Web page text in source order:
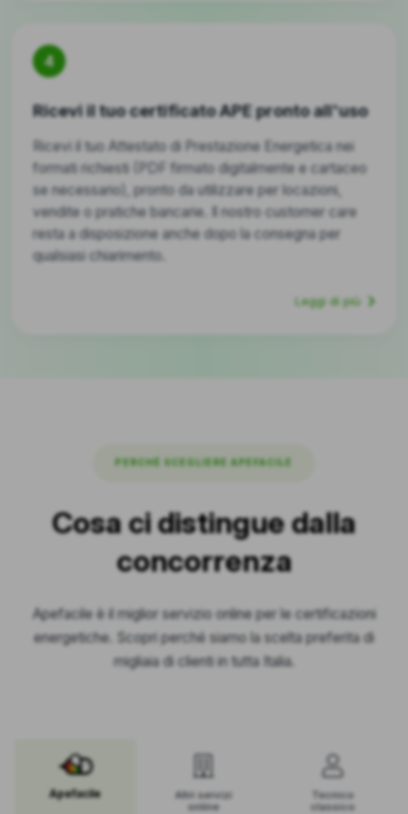
4
Ricevi il tuo certificato APE pronto all'uso
Ricevi il tuo Attestato di Prestazione Energetica nei
formati richiesti (PDF firmato digitalmente e cartaceo
se necessario), pronto da utilizzare per locazioni,
vendite o pratiche bancarie. Il nostro customer care
resta a disposizione anche dopo la consegna per
qualsiasi chiarimento.
Leggi di più
PERCHÉ SCEGLIERE APEFACILE
Cosa ci distingue dalla
concorrenza
Apefacile è il miglior servizio online per le certificazioni
energetiche. Scopri perché siamo la scelta preferita di
migliaia di clienti in tutta Italia.
Apefacile
Altri servizi
online
Tecnico
classico